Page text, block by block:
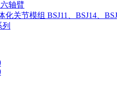
轴臂
化关节模组 BSJ11、BSJ14、